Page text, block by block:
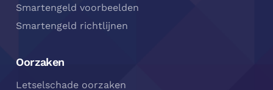
Smartengeld voorbeelden
Smartengeld richtlijnen
Oorzaken
Letselschade oorzaken